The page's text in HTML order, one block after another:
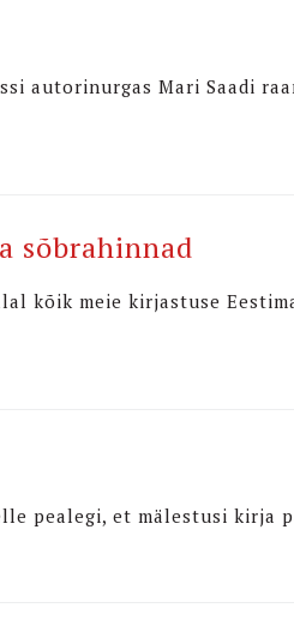
autorinurgas Mari Saadi
sõbrahinnad
kõik meie kirjastuse
pealegi, et mälestusi kirja